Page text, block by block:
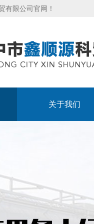
有限公司官网！
关于我们